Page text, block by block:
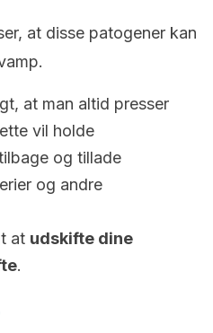
at disse patogener kan
at man altid presser
vil holde
og tillade
og andre
at udskifte dine
.